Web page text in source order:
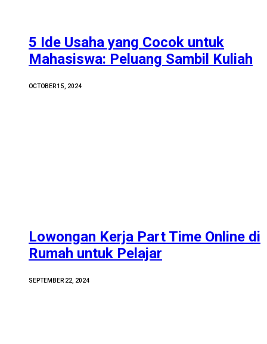
5 Ide Usaha yang Cocok untuk
Mahasiswa: Peluang Sambil Kuliah
OCTOBER 15, 2024
Lowongan Kerja Part Time Online di
Rumah untuk Pelajar
SEPTEMBER 22, 2024